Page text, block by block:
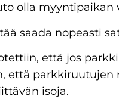
olla myyntipaikan
saada nopeasti
että jos
että
isoja.